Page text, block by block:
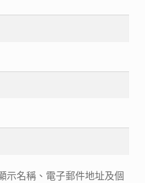
示名稱、電子郵件地址及個